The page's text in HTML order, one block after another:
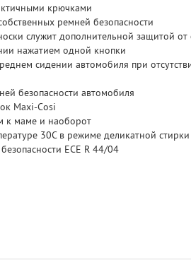
крючками
ремней безопасности
служит дополнительной защитой
нажатием одной кнопки
сидении автомобиля при
безопасности автомобиля
Maxi-Cosi
к маме и наоборот
30С в режиме деликатной стирки
ECE R 44/04